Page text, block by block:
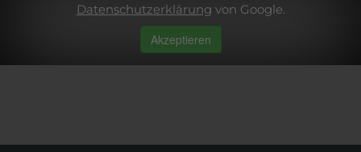
Datenschutzerklärung von Google.
Akzeptieren